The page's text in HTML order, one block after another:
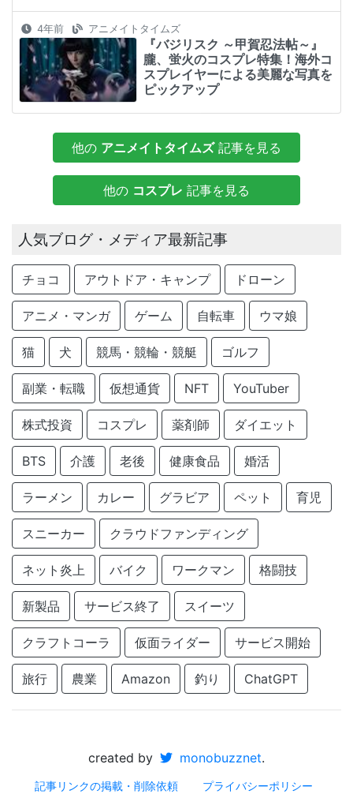
4年前 アニメイトタイムズ
『バジリスク ～甲賀忍法帖～』
朧、蛍火のコスプレ特集！海外コ
スプレイヤーによる美麗な写真を
ピックアップ
他の アニメイトタイムズ記事を見る
他の コスプレ 記事を見る
人気ブログ・メディア最新記事
チョコ アウトドア・キャンプ ドローン
アニメ・マンガ ゲーム 自転車 ウマ娘
猫 犬 競馬・競輪・競艇 ゴルフ
副業・転職 仮想通貨 NFT YouTuber
株式投資 コスプレ 薬剤師 ダイエット
BTS 介護 老後 健康食品 婚活
ラーメン カレー グラビア ペット 育児
スニーカー クラウドファンディング
ネット炎上 バイク ワークマン 格闘技
新製品 サービス終了 スイーツ
クラフトコーラ 仮面ライダー サービス開始
旅行 農業 Amazon 釣り ChatGPT
created by monobuzznet.
記事リンクの掲載・削除依頼 プライバシーポリシー